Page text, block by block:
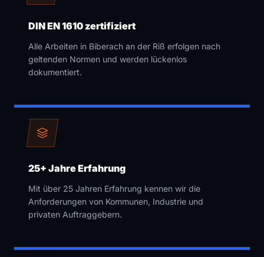
DIN EN 1610 zertifiziert
Alle Arbeiten in Biberach an der Riß erfolgen nach
geltenden Normen und werden lückenlos
dokumentiert.
25+ Jahre Erfahrung
Mit über 25 Jahren Erfahrung kennen wir die
Anforderungen von Kommunen, Industrie und
privaten Auftraggebern.